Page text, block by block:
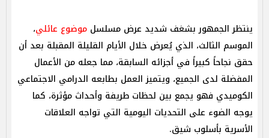
ينتظر الجمهور بشغف شديد عرض مسلسل موضوع عائلي،
الموسم الثالث، الذي يُعرض خلال الأيام القليلة المقبلة بعد أن
حقق نجاحاً كبيراً في أجزائه السابقة، مما جعله من الأعمال
المفضلة لدى الجميع، ويتميز العمل بطابعه الدرامي الاجتماعي
الكوميدي فهو يجمع بين لحظات طريفة وأحداث مؤثرة، كما
يوجه الضوء على التحديات اليومية التي تواجه العلاقات
الأسرية بأسلوب شيق.